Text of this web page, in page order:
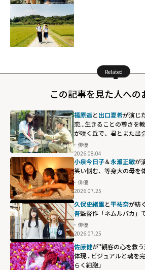
Related
この記事を見た人への
福原遥と出口夏希が演じ
恋...生きることの尊さを
が咲く丘で、君とまた出
俳優
2026.08.04
小泉今日子＆永瀬正敏が
笑い悩む、等身大の母を
俳優
2026.07.25
久保史緒里と平祐奈が紡
吾監督作「ネムルバカ」
俳優
2026.07.25
佐藤健が"観客の心を救
体現...ビジュアルと魂を
らく細胞」